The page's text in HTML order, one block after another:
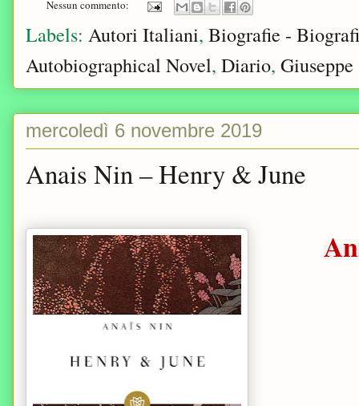
Nessun commento:
Labels: Autori Italiani, Biografie -
Autobiographical Novel, Diario,
mercoledì 6 novembre 2019
Anais Nin – Henry & June